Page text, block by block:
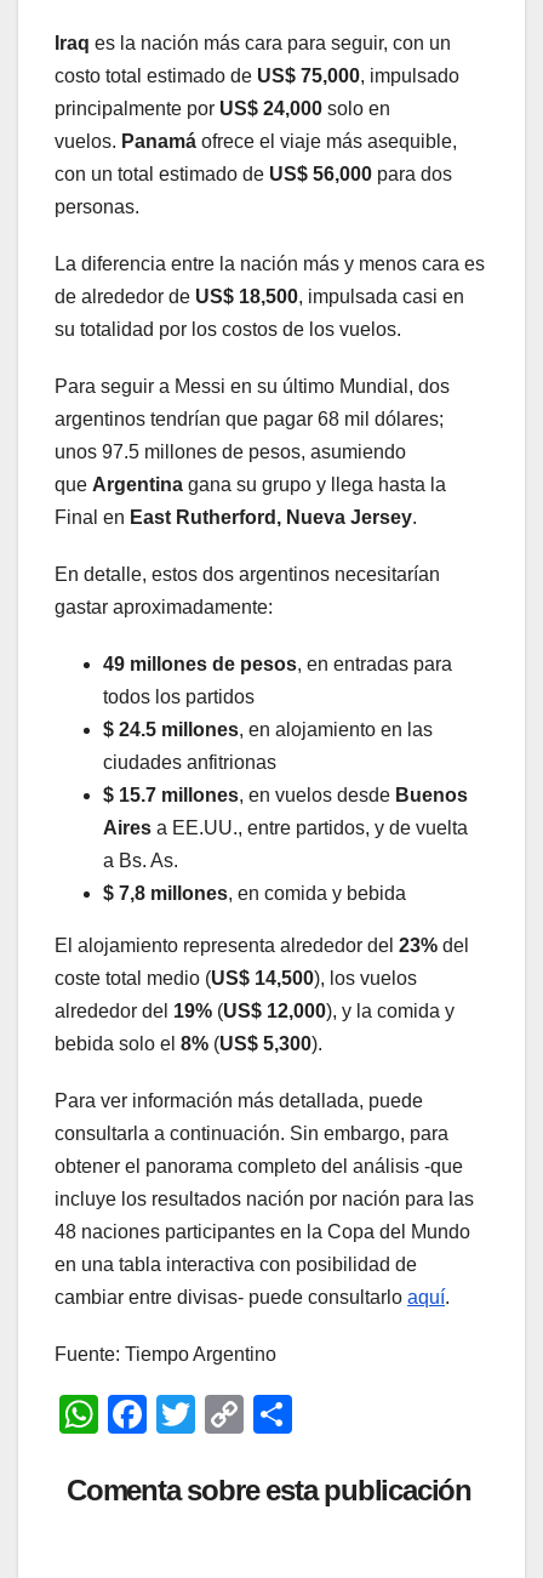
Iraq es la nación más cara para seguir, con un
costo total estimado de US$ 75,000, impulsado
principalmente por US$ 24,000 solo en
vuelos. Panamá ofrece el viaje más asequible,
con un total estimado de US$ 56,000 para dos
personas.
La diferencia entre la nación más y menos cara es
de alrededor de US$ 18,500, impulsada casi en
su totalidad por los costos de los vuelos.
Para seguir a Messi en su último Mundial, dos
argentinos tendrían que pagar 68 mil dólares;
unos 97.5 millones de pesos, asumiendo
que Argentina gana su grupo y llega hasta la
Final en East Rutherford, Nueva Jersey.
En detalle, estos dos argentinos necesitarían
gastar aproximadamente:
49 millones de pesos, en entradas para
todos los partidos
$ 24.5 millones, en alojamiento en las
ciudades anfitrionas
$ 15.7 millones, en vuelos desde Buenos
Aires a EE.UU., entre partidos, y de vuelta
a Bs. As.
$ 7,8 millones, en comida y bebida
El alojamiento representa alrededor del 23% del
coste total medio (US$ 14,500), los vuelos
alrededor del 19% (US$ 12,000), y la comida y
bebida solo el 8% (US$ 5,300).
Para ver información más detallada, puede
consultarla a continuación. Sin embargo, para
obtener el panorama completo del análisis -que
incluye los resultados nación por nación para las
48 naciones participantes en la Copa del Mundo
en una tabla interactiva con posibilidad de
cambiar entre divisas- puede consultarlo aquí.
Fuente: Tiempo Argentino
W
at
F
c
T
tt
C
p
m
Comenta sobre esta publicación